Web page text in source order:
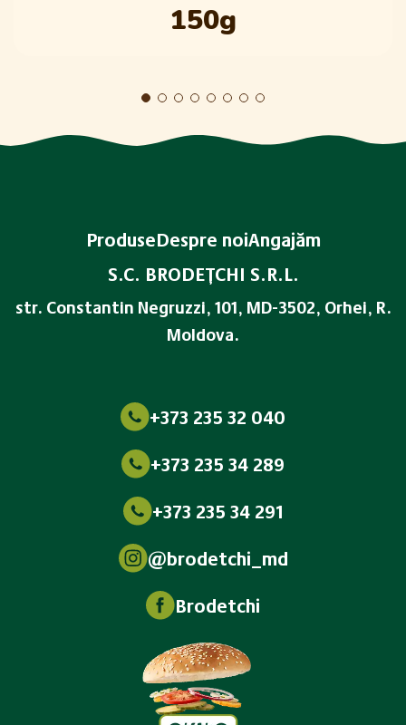
150g
ProduseDespre noiAngajăm
S.C. BRODEŢCHI S.R.L.
str. Constantin Negruzzi, 101, MD-3502, Orhei, R.
Moldova.
+373 235 32 040
+373 235 34 289
+373 235 34 291
@brodetchi_md
Brodetchi